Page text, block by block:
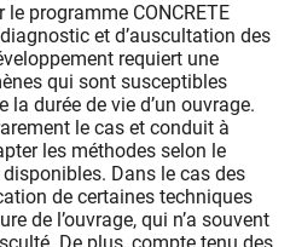
programme CONCRETE
et d’auscultation des
requiert une
qui sont susceptibles
la durée de vie d’un ouvrage.
le cas et conduit à
les méthodes selon le
Dans le cas des
de certaines techniques
de l’ouvrage, qui n’a souvent